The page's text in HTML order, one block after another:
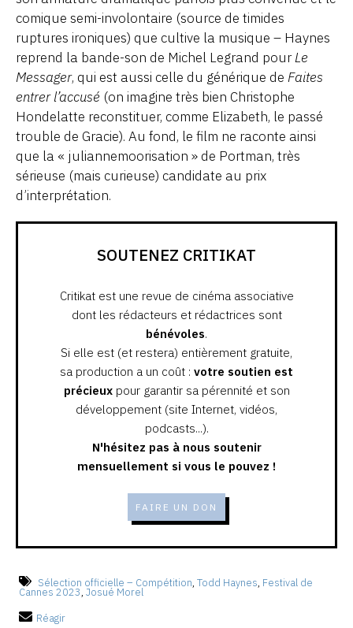
comique semi-involontaire (source de timides
ruptures ironiques) que cultive la musique – Haynes
reprend la bande-son de Michel Legrand pourLe
Messager, qui est aussi celle du générique de Faites
entrer l’accusé (on imagine très bien Christophe
Hondelatte reconstituer, comme Elizabeth, le passé
trouble de Gracie). Au fond, le film ne raconte ainsi
que la « juliannemoorisation » de Portman, très
sérieuse (mais curieuse) candidate au prix
d’interprétation.
SOUTENEZ CRITIKAT
Critikat est une revue de cinéma associative
dont les rédacteurs et rédactrices sont
bénévoles.
Si elle est (et restera) entièrement gratuite,
sa production a un coût : votre soutien est
précieuxpour garantir sa pérennité et son
développement (site Internet, vidéos,
podcasts...).
N'hésitez pas à nous soutenir
mensuellement si vous le pouvez !
FAIRE UN DON
Sélection officielle – Compétition, Todd Haynes, Festival de
Cannes 2023, Josué Morel
Réagir